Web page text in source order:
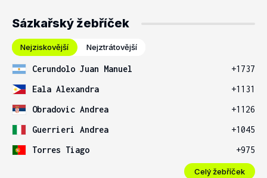
Sázkařský žebříček
Nejziskovější Nejztrátovější
Cerundolo Juan Manuel
+1737
Eala Alexandra
+1131
Obradovic Andrea
+1126
Guerrieri Andrea
+1045
Torres Tiago
+975
Celý žebříček